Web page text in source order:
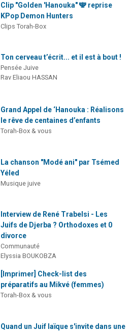
Clip "Golden 'Hanouka" 🕎 reprise
KPop Demon Hunters
Clips Torah-Box
Ton cerveau t’écrit... et il est à bout !
Pensée Juive
Rav Eliaou HASSAN
Grand Appel de ‘Hanouka : Réalisons
le rêve de centaines d’enfants
Torah-Box & vous
La chanson "Modé ani" par Tsémed
Yéled
Musique juive
Interview de René Trabelsi - Les
Juifs de Djerba ? Orthodoxes et 0
divorce
Communauté
Elyssia BOUKOBZA
[Imprimer] Check-list des
préparatifs au Mikvé (femmes)
Torah-Box & vous
Quand un Juif laïque s'invite dans une